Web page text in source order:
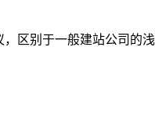
区别于一般建站公司的